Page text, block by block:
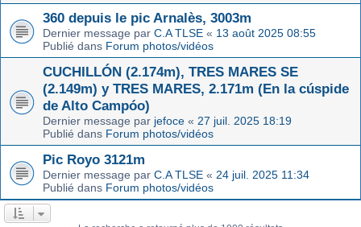
360 depuis le pic Arnalès, 3003m
Dernier message par C.A TLSE « 13 août 2025 08:55
Publié dans Forum photos/vidéos
CUCHILLÓN (2.174m), TRES MARES SE
(2.149m) y TRES MARES, 2.171m (En la cúspide
de Alto Campóo)
Dernier message par jefoce « 27 juil. 2025 18:19
Publié dans Forum photos/vidéos
Pic Royo 3121m
Dernier message par C.A TLSE « 24 juil. 2025 11:34
Publié dans Forum photos/vidéos